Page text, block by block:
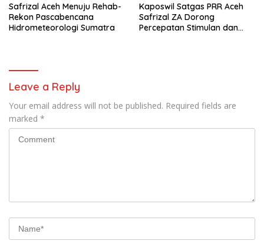
Safrizal Aceh Menuju Rehab-
Rekon Pascabencana
Hidrometeorologi Sumatra
Kaposwil Satgas PRR Aceh
Safrizal ZA Dorong
Percepatan Stimulan dan
Leave a Reply
Your email address will not be published. Required fields are
marked *